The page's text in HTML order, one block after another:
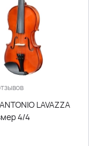
LAVAZZA
4/4